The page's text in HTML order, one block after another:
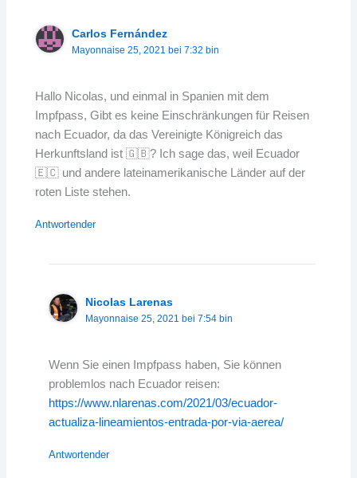
Carlos Fernández
Mayonnaise 25, 2021 bei 7:32 bin
Hallo Nicolas, und einmal in Spanien mit dem
Impfpass, Gibt es keine Einschränkungen für Reisen
nach Ecuador, da das Vereinigte Königreich das
Herkunftsland ist 🇬🇧? Ich sage das, weil Ecuador
🇪🇨 und andere lateinamerikanische Länder auf der
roten Liste stehen.
Antwortender
Nicolas Larenas
Mayonnaise 25, 2021 bei 7:54 bin
Wenn Sie einen Impfpass haben, Sie können
problemlos nach Ecuador reisen:
https://www.nlarenas.com/2021/03/ecuador-
actualiza-lineamientos-entrada-por-via-aerea/
Antwortender